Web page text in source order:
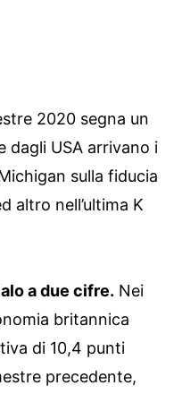
2020 segna un
dagli USA arrivano i
sulla fiducia
altro nell’ultima K
a due cifre. Nei
britannica
di 10,4 punti
precedente,